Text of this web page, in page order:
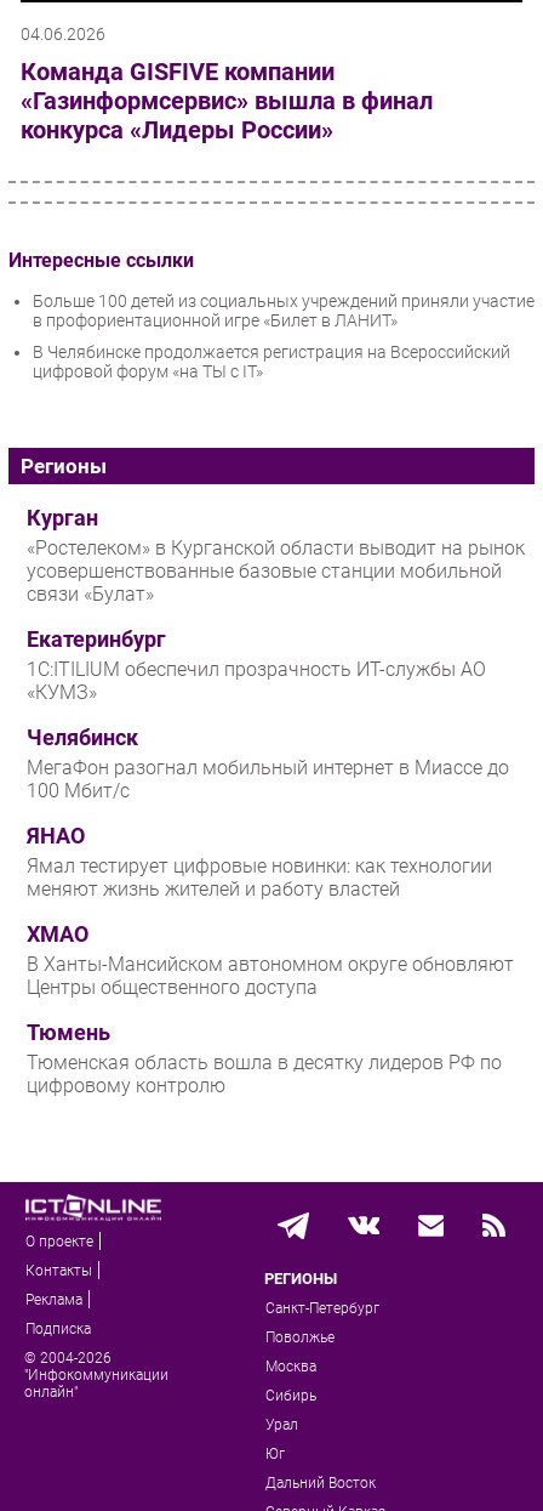
04.06.2026
Команда GISFIVE компании
«Газинформсервис» вышла в финал
конкурса «Лидеры России»
Интересные ссылки
Больше 100 детей из социальных учреждений приняли участие
в профориентационной игре «Билет в ЛАНИТ»
В Челябинске продолжается регистрация на Всероссийский
цифровой форум «на ТЫ с IT»
Регионы
Курган
«Ростелеком» в Курганской области выводит на рынок
усовершенствованные базовые станции мобильной
связи «Булат»
Екатеринбург
1С:ITILIUM обеспечил прозрачность ИТ-службы АО
«КУМЗ»
Челябинск
МегаФон разогнал мобильный интернет в Миассе до
100 Мбит/с
ЯНАО
Ямал тестирует цифровые новинки: как технологии
меняют жизнь жителей и работу властей
ХМАО
В Ханты-Мансийском автономном округе обновляют
Центры общественного доступа
Тюмень
Тюменская область вошла в десятку лидеров РФ по
цифровому контролю
О проекте
Контакты
Реклама
Подписка
© 2004-2026
"Инфокоммуникации
онлайн"
РЕГИОНЫ
Санкт-Петербург
Поволжье
Москва
Сибирь
Урал
Юг
Дальний Восток